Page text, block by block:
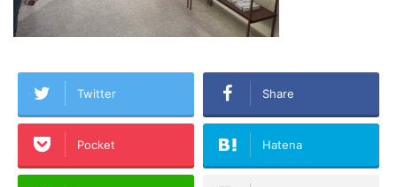
Twitter Share
Pocket Hatena